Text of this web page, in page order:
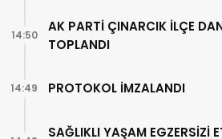
AK PARTİ ÇINARCIK İLÇE
TOPLANDI
14:50
PROTOKOL İMZALANDI
14:49
SAĞLIKLI YAŞAM EGZERSİZİ